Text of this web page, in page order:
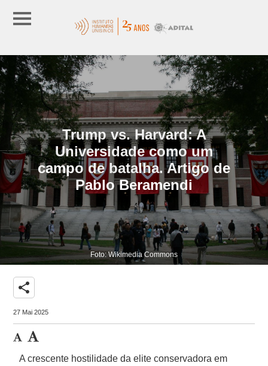
Trump vs. Harvard: A
Universidade como um
campo de batalha. Artigo de
Pablo Beramendi
Foto: Wikimedia Commons
share
27 Mai 2025
A crescente hostilidade da elite conservadora em